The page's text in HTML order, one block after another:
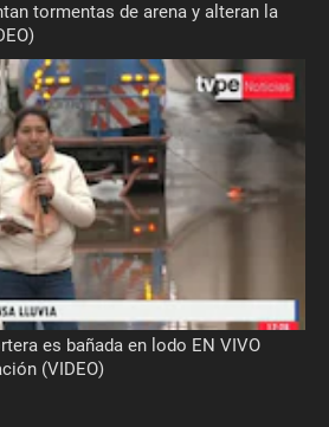
tormentas de arena y alteran la
es bañada en lodo EN VIVO
(VIDEO)